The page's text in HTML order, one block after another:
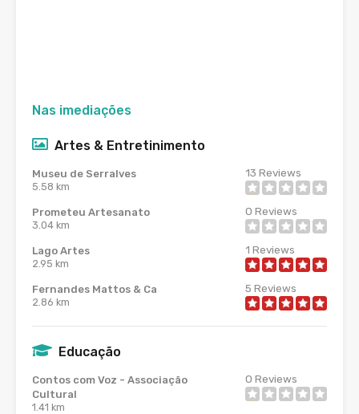
Nas imediações
Artes & Entretinimento
Museu de Serralves
5.58 km
13 Reviews
Prometeu Artesanato
3.04 km
0 Reviews
Lago Artes
2.95 km
1 Reviews
Fernandes Mattos & Ca
2.86 km
5 Reviews
Educação
Contos com Voz - Associação
Cultural
1.41 km
0 Reviews